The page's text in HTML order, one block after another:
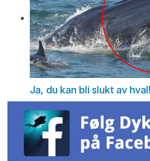
Ja, du kan bli slukt av hval!